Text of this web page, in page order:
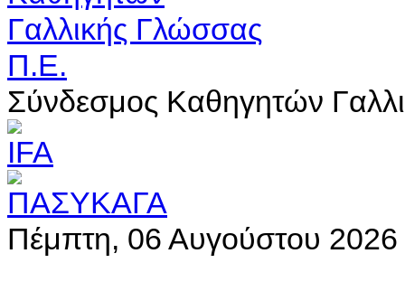
Σύνδεσμος Καθηγητών
Πέμπτη, 06 Αυγούστου 2026